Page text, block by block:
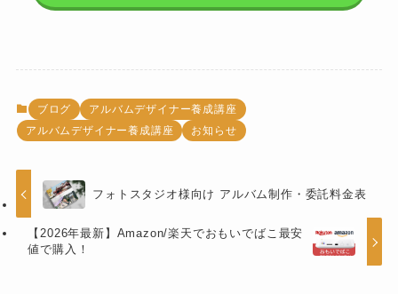
ブログ
アルバムデザイナー養成講座
アルバムデザイナー養成講座
お知らせ
フォトスタジオ様向け アルバム制作・委託料金表
【2026年最新】Amazon/楽天でおもいでばこ最安
値で購入！